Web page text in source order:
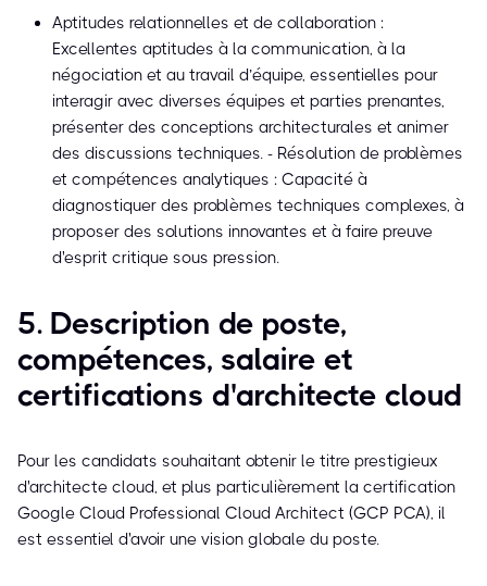
Aptitudes relationnelles et de collaboration :
Excellentes aptitudes à la communication, à la
négociation et au travail d’équipe, essentielles pour
interagir avec diverses équipes et parties prenantes,
présenter des conceptions architecturales et animer
des discussions techniques. - Résolution de problèmes
et compétences analytiques : Capacité à
diagnostiquer des problèmes techniques complexes, à
proposer des solutions innovantes et à faire preuve
d'esprit critique sous pression.
5. Description de poste,
compétences, salaire et
certifications d'architecte cloud
Pour les candidats souhaitant obtenir le titre prestigieux
d'architecte cloud, et plus particulièrement la certification
Google Cloud Professional Cloud Architect (GCP PCA), il
est essentiel d'avoir une vision globale du poste.